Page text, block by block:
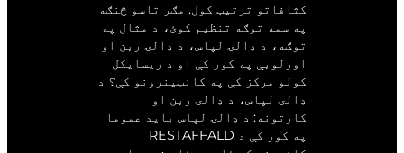
کثافاتو ترتیب کول. مګر تاسو څنګه
په سمه توګه تنظیم کوئ، د مثال په
توګه، د ډالۍ لپاس، د ډالۍ ربن او
اورلوبې په کور کې او د ریسایکل
کولو مرکز کې په کانټینرونو کې؟ د
ډالۍ لپاس، د ډالۍ ربن او
کارتونه: د ډالۍ لپاس باید عموما
په کور کې د RESTAFFALD